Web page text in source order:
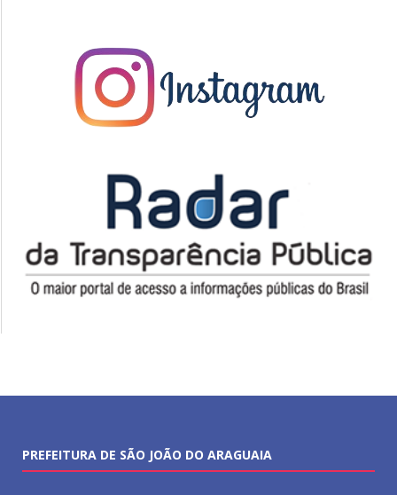
PREFEITURA DE SÃO JOÃO DO ARAGUAIA